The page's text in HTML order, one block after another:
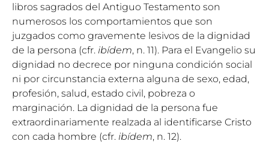
libros sagrados del Antiguo Testamento son
numerosos los comportamientos que son
juzgados como gravemente lesivos de la dignidad
de la persona (cfr. ibídem, n. 11). Para el Evangelio su
dignidad no decrece por ninguna condición social
ni por circunstancia externa alguna de sexo, edad,
profesión, salud, estado civil, pobreza o
marginación. La dignidad de la persona fue
extraordinariamente realzada al identificarse Cristo
con cada hombre (cfr. ibídem, n. 12).